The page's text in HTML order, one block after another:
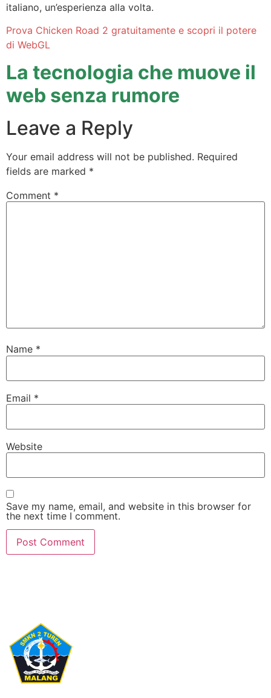
italiano, un’esperienza alla volta.
Prova Chicken Road 2 gratuitamente e scopri il potere
di WebGL
La tecnologia che muove il
web senza rumore
Leave a Reply
Your email address will not be published. Required
fields are marked *
Comment *
Name *
Email *
Website
Save my name, email, and website in this browser for
the next time I comment.